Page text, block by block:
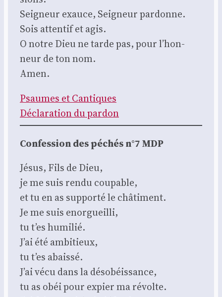
Sei­gneur exauce, Sei­gneur par­donne.
Sois atten­tif et agis.
O notre Dieu ne tarde pas, pour l’hon­
neur de ton nom.
Amen.
Psaumes et Can­tiques
Décla­ra­tion du par­don
Confes­sion des péchés n°7 MDP
Jésus, Fils de Dieu,
je me suis ren­du cou­pable,
et tu en as sup­por­té le châ­ti­ment.
Je me suis enor­gueilli,
tu t’es humi­lié.
J’ai été ambi­tieux,
tu t’es abais­sé.
J’ai vécu dans la déso­béis­sance,
tu as obéi pour expier ma révolte.